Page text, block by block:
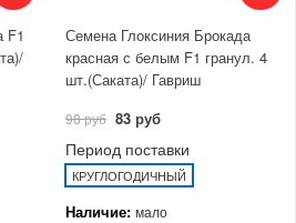
F1
Семена Глоксиния Брокада
красная с белым F1 гранул. 4
шт.(Саката)/ Гавриш
98 руб 83 руб
Период поставки
КРУГЛОГОДИЧНЫЙ
Наличие: мало